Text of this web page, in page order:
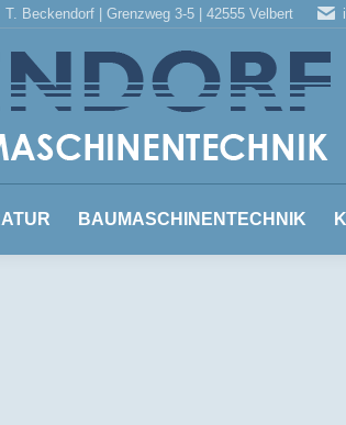
T. Beckendorf | Grenzweg 3-5 | 42555 Velbert
BAUMASCHINENTECHNIK
DRUCKLUFTTECHNIK KFZ-